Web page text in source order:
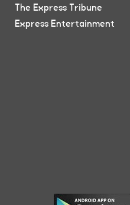
The Express Tribune
Express Entertainment